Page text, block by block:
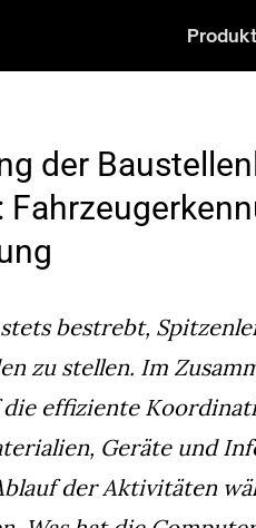
Produkt
der
bestrebt,
zu stellen. Im
effiziente
Geräte und
der Aktivitäten